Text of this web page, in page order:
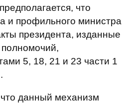
что
и профильного министра
президента, изданные
5, 18, 21 и 23 части 1
данный механизм